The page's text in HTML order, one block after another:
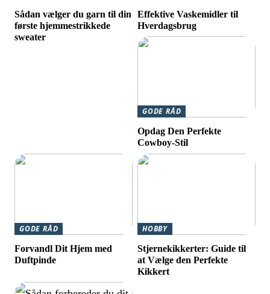
Sådan vælger du garn til din
første hjemmestrikkede
sweater
Effektive Vaskemidler til
Hverdagsbrug
GODE RÅD
Opdag Den Perfekte
Cowboy-Stil
GODE RÅD
Forvandl Dit Hjem med
Duftpinde
HOBBY
Stjernekikkerter: Guide til
at Vælge den Perfekte
Kikkert